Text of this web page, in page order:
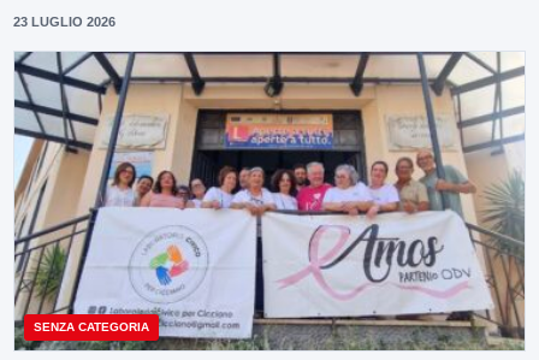
23 LUGLIO 2026
SENZA CATEGORIA